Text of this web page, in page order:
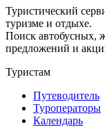
Туристический
туризме и отдыхе.
Поиск автобусных,
предложений и
Туристам
Путеводитель
Туроператоры
Календарь